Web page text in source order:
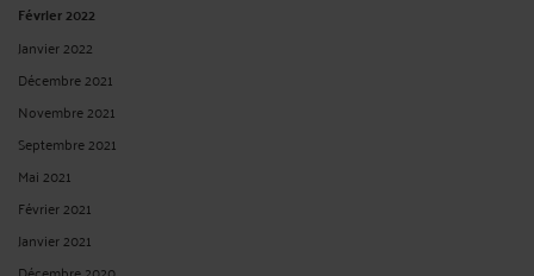
CONTREFAÇON ET PARODIE (JOCONDE PLAYMOBIL)
Une parodie est une œuvre qui imite ou caricature une œuvre originale, un style
artistique ou un genre de manière humoriste ou moqueuse. Cela peut être fait
de différents domaine artistiques, tels que la musique, le cinéma, la littérature ou
la peinture. Par exemple, une parodie de chanson peut changer les paroles ...
Lire la suite >